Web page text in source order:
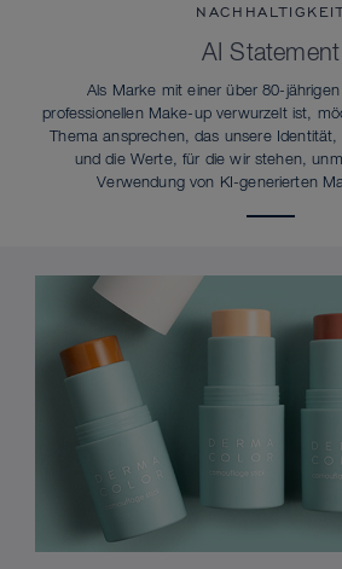
AI Statement
Als Marke mit einer über 80-
professionellen Make-up verwurzelt ist,
Thema ansprechen, das unsere
und die Werte, für die wir stehen,
Verwendung von KI-generierten